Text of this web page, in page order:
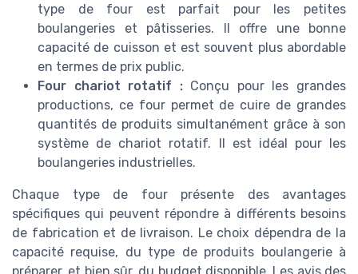
type de four est parfait pour les petites
boulangeries et pâtisseries. Il offre une bonne
capacité de cuisson et est souvent plus abordable
en termes de prix public.
Four chariot rotatif :Conçu pour les grandes
productions, ce four permet de cuire de grandes
quantités de produits simultanément grâce à son
système de chariot rotatif. Il est idéal pour les
boulangeries industrielles.
Chaque type de four présente des avantages
spécifiques qui peuvent répondre à différents besoins
de fabrication et de livraison. Le choix dépendra de la
capacité requise, du type de produits boulangerie à
préparer, et bien sûr, du budget disponible. Les avis des